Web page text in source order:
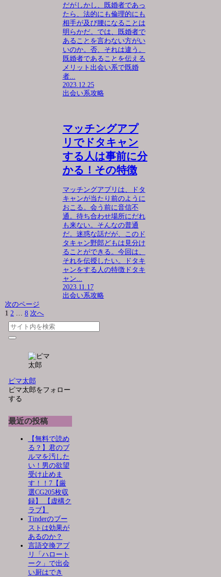
だがしかし、既婚者であっ
たら、法的にも倫理的にも
相手が及び腰になることは
明らかだ。では、既婚者で
あることを言わない方がい
いのか。否、それは違う。
既婚者であることを伝える
メリット出会い系で既婚
者...
2023.12.25
出会い系攻略
マッチングアプ
リでドタキャン
する人は事前に分
かる！その特徴
マッチングアプリは、ドタ
キャンが当たり前のように
おこる。会う前に音信不
通。待ち合わせ場所にだれ
も来ない。そんなの普通
だ。迷惑な話だが、このド
タキャン野郎どもは見分け
ることができる。今回は、
それを伝授したい。ドタキ
ャンをする人の特徴ドタキ
ャン...
2023.11.17
出会い系攻略
次のページ
1 2 … 8 次へ
ピマ太郎
ピマ太郎をフォロー
する
最近の投稿
【無料で読め
る？】君のブ
ルマを汚した
い！男の欲望
受け止めま
す！！7【厳
選CG205枚収
録】 【虚構ク
ラブ】
Tinderのブー
ストは効果が
あるのか？
言語交換アプ
リ「ハロート
ーク」で出会
い厨はでき